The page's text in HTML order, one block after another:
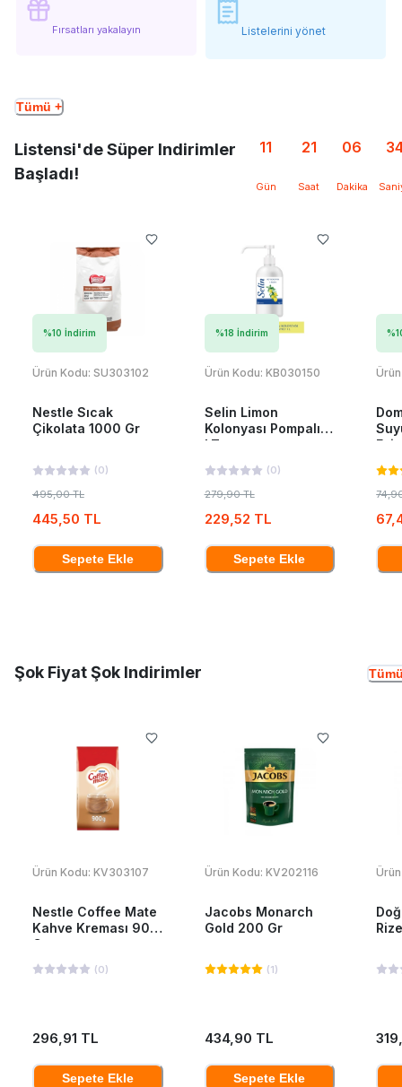
Fırsatları yakalayın Listelerini yönet
Tümü +
Listensi'de Süper Indirimler
Başladı!
11
Gün
21
Saat
06
Dakika
%10 İndirim
Ürün Kodu: SU303102
Nestle Sıcak
Çikolata 1000 Gr
(0)
495,00 TL
445,50 TL
Sepete Ekle
%18 İndirim
Ürün Kodu: KB030150
Selin Limon
Kolonyası Pompalı 1
LT
(0)
279,90 TL
229,52 TL
Sepete Ekle
%
Şok Fiyat Şok Indirimler
Ürün Kodu: KV303107
Nestle Coffee Mate
Kahve Kreması 900
Gr
(0)
296,91 TL
Sepete Ekle
Ürün Kodu: KV202116
Jacobs Monarch
Gold 200 Gr
(1)
434,90 TL
Sepete Ekle